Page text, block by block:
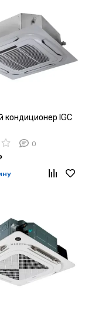
кондиционер IGC
0